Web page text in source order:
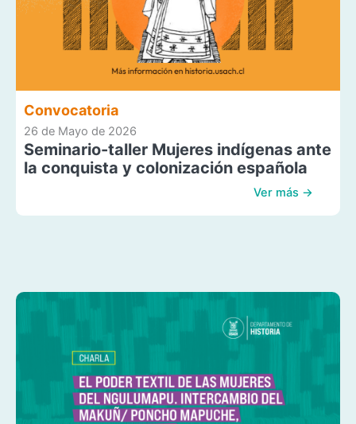
Convocatoria
26 de Mayo de 2026
Seminario-taller Mujeres indígenas ante
la conquista y colonización española
Ver más →